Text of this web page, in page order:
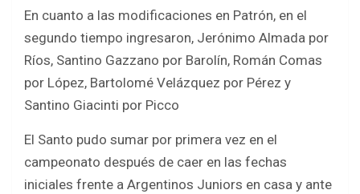
En cuanto a las modificaciones en Patrón, en el
segundo tiempo ingresaron, Jerónimo Almada por
Ríos, Santino Gazzano por Barolín, Román Comas
por López, Bartolomé Velázquez por Pérez y
Santino Giacinti por Picco
El Santo pudo sumar por primera vez en el
campeonato después de caer en las fechas
iniciales frente a Argentinos Juniors en casa y ante